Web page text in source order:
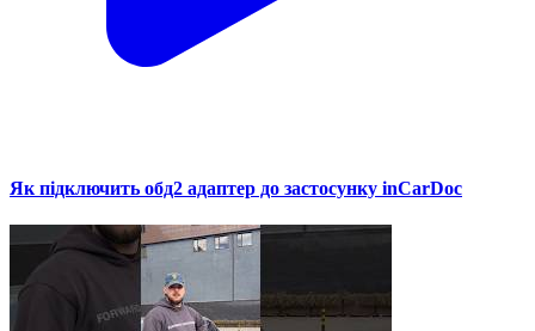
Як підключить обд2 адаптер до застосунку inCarDoc